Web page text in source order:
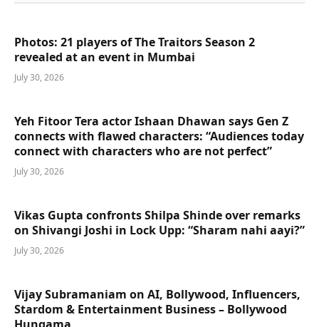
Photos: 21 players of The Traitors Season 2
revealed at an event in Mumbai
July 30, 2026
Yeh Fitoor Tera actor Ishaan Dhawan says Gen Z
connects with flawed characters: “Audiences today
connect with characters who are not perfect”
July 30, 2026
Vikas Gupta confronts Shilpa Shinde over remarks
on Shivangi Joshi in Lock Upp: “Sharam nahi aayi?”
July 30, 2026
Vijay Subramaniam on AI, Bollywood, Influencers,
Stardom & Entertainment Business – Bollywood